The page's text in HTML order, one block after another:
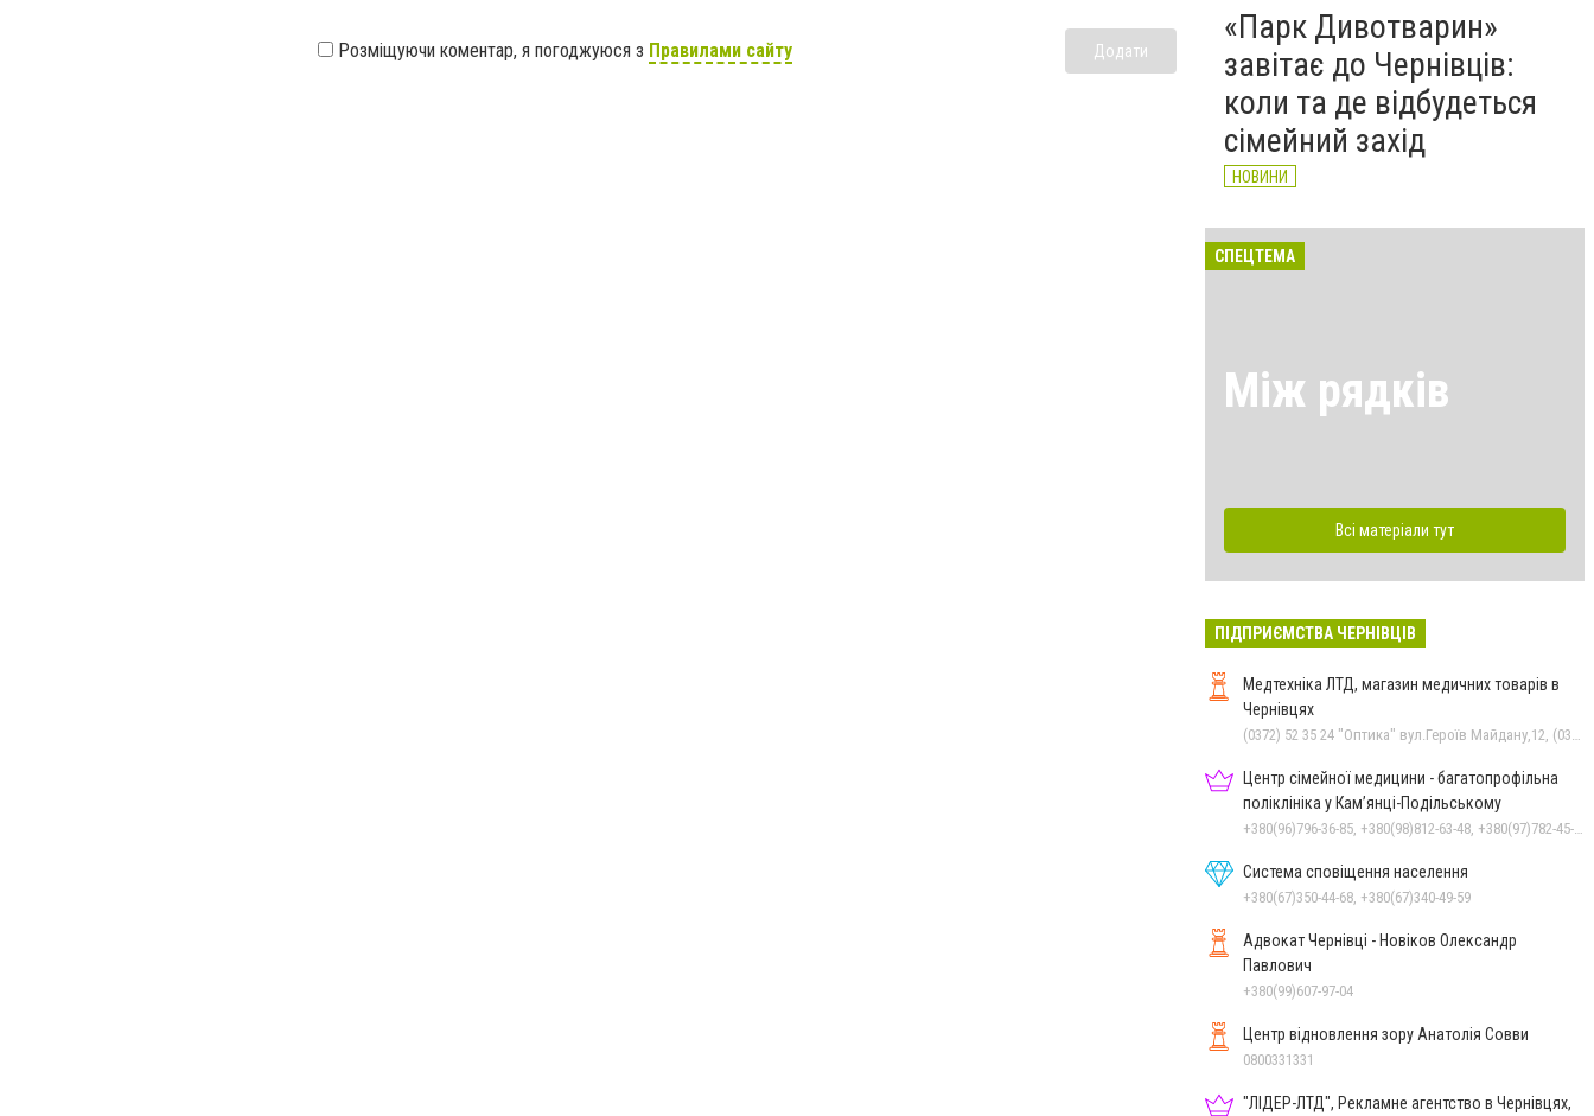
Розміщуючи коментар, я погоджуюся з Правилами сайту Додати
«Парк Дивотварин»
завітає до Чернівців:
коли та де відбудеться
сімейний захід
НОВИНИ
СПЕЦТЕМА
Між рядків
Всі матеріали тут
ПІДПРИЄМСТВА ЧЕРНІВЦІВ
Медтехніка ЛТД, магазин медичних товарів в
Чернівцях
Центр сімейної медицини - багатопрофільна
поліклініка у Кам’янці-Подільському
Система сповіщення населення
+380(67)350-44-68, +380(67)340-49-59
Адвокат Чернівці - Новіков Олександр
Павлович
+380(99)607-97-04
Центр відновлення зору Анатолія Совви
0800331331
"ЛІДЕР-ЛТД", Рекламне агентство в Чернівцях,